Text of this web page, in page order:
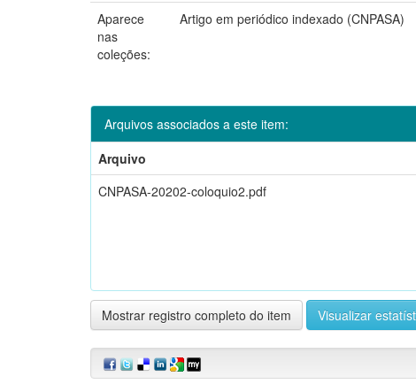
Aparece
nas
coleções:
Artigo em periódico indexado (CNPASA)
Arquivos associados a este item:
Arquivo
CNPASA-20202-coloquio2.pdf
Mostrar registro completo do item Visualizar